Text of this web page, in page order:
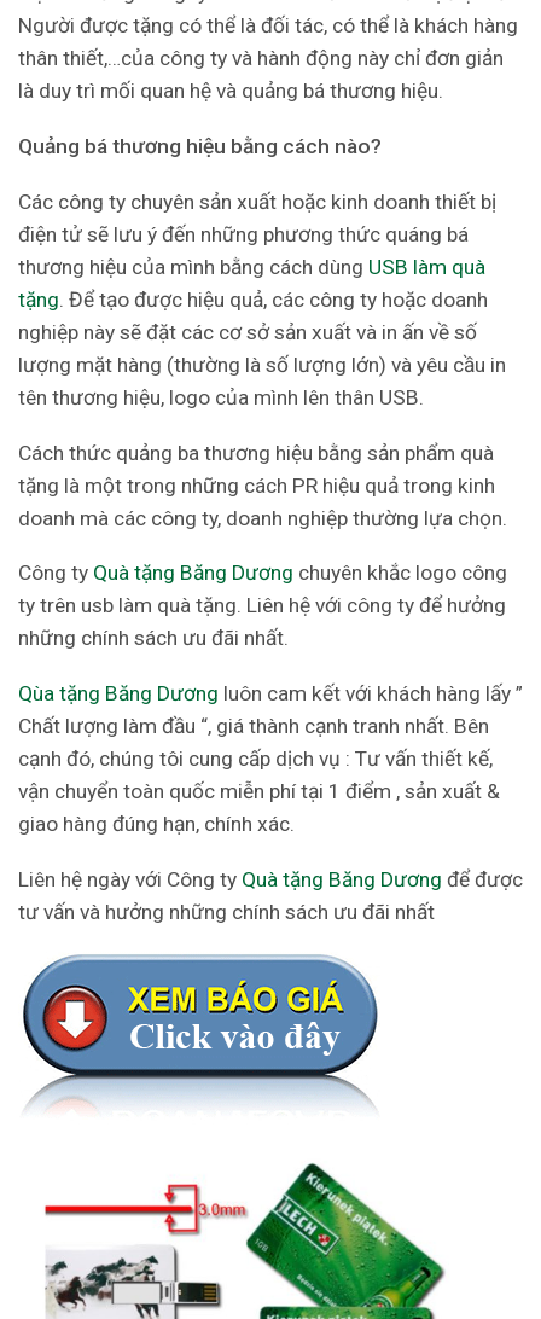
Người được tặng có thể là đối tác, có thể là khách hàng
thân thiết,…của công ty và hành động này chỉ đơn giản
là duy trì mối quan hệ và quảng bá thương hiệu.
Quảng bá thương hiệu bằng cách nào?
Các công ty chuyên sản xuất hoặc kinh doanh thiết bị
điện tử sẽ lưu ý đến những phương thức quáng bá
thương hiệu của mình bằng cách dùng USB làm quà
tặng . Để tạo được hiệu quả, các công ty hoặc doanh
nghiệp này sẽ đặt các cơ sở sản xuất và in ấn về số
lượng mặt hàng (thường là số lượng lớn) và yêu cầu in
tên thương hiệu, logo của mình lên thân USB.
Cách thức quảng ba thương hiệu bằng sản phẩm quà
tặng là một trong những cách PR hiệu quả trong kinh
doanh mà các công ty, doanh nghiệp thường lựa chọn.
Công ty Quà tặng Băng Dương chuyên khắc logo công
ty trên usb làm quà tặng. Liên hệ với công ty để hưởng
những chính sách ưu đãi nhất.
Qùa tặng Băng Dương luôn cam kết với khách hàng lấy ”
Chất lượng làm đầu “, giá thành cạnh tranh nhất. Bên
cạnh đó, chúng tôi cung cấp dịch vụ : Tư vấn thiết kế,
vận chuyển toàn quốc miễn phí tại 1 điểm , sản xuất &
giao hàng đúng hạn, chính xác.
Liên hệ ngày với Công ty Quà tặng Băng Dương để được
tư vấn và hưởng những chính sách ưu đãi nhất